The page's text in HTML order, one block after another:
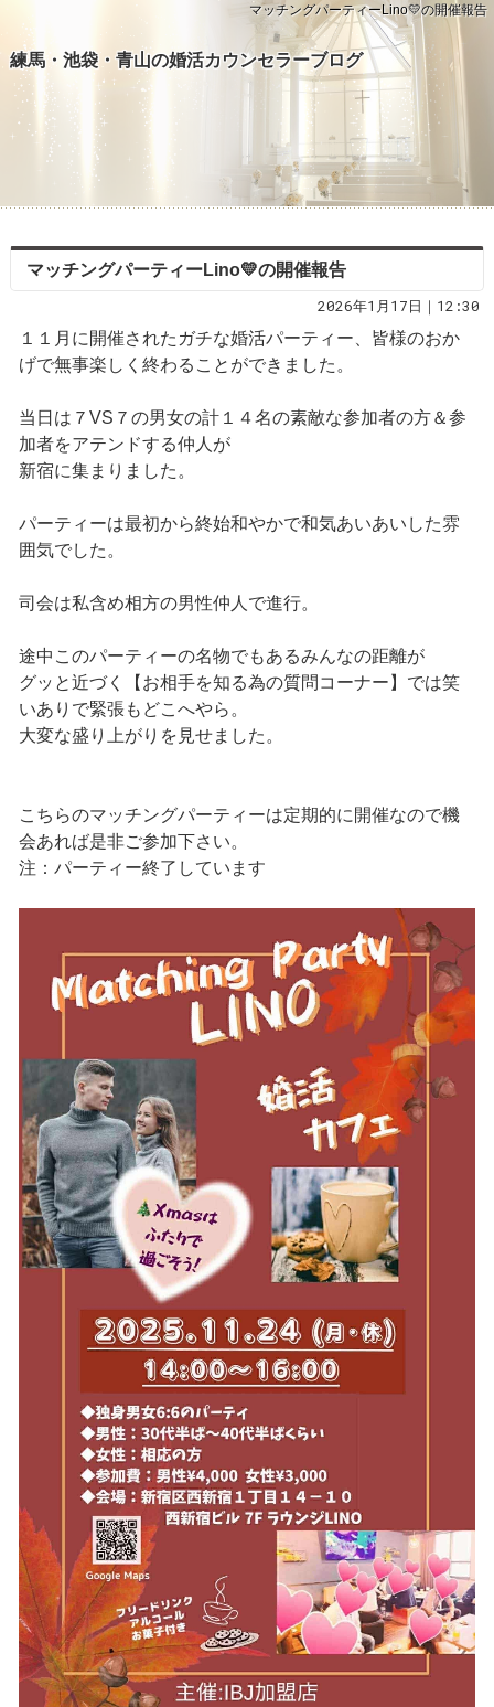
マッチングパーティーLino💛の開催報告
練馬・池袋・青山の婚活カウンセラーブログ
マッチングパーティーLino💛の開催報告
2026年1月17日｜12:30
１１月に開催されたガチな婚活パーティー、皆様のおか
げで無事楽しく終わることができました。
当日は７VS７の男女の計１４名の素敵な参加者の方＆参
加者をアテンドする仲人が
新宿に集まりました。
パーティーは最初から終始和やかで和気あいあいした雰
囲気でした。
司会は私含め相方の男性仲人で進行。
途中このパーティーの名物でもあるみんなの距離が
グッと近づく【お相手を知る為の質問コーナー】では笑
いありで緊張もどこへやら。
大変な盛り上がりを見せました。
こちらのマッチングパーティーは定期的に開催なので機
会あれば是非ご参加下さい。
注：パーティー終了しています